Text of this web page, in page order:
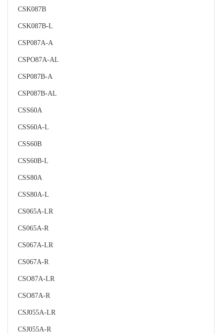
CSK087B
CSK087B-L
CSP087A-A
CSPO87A-AL
CSP087B-A
CSP087B-AL
CSS60A
CSS60A-L
CSS60B
CSS60B-L
CSS80A
CSS80A-L
CS065A-LR
CS065A-R
CS067A-LR
CS067A-R
CSO87A-LR
CSO87A-R
CSJ055A-LR
CSJ055A-R